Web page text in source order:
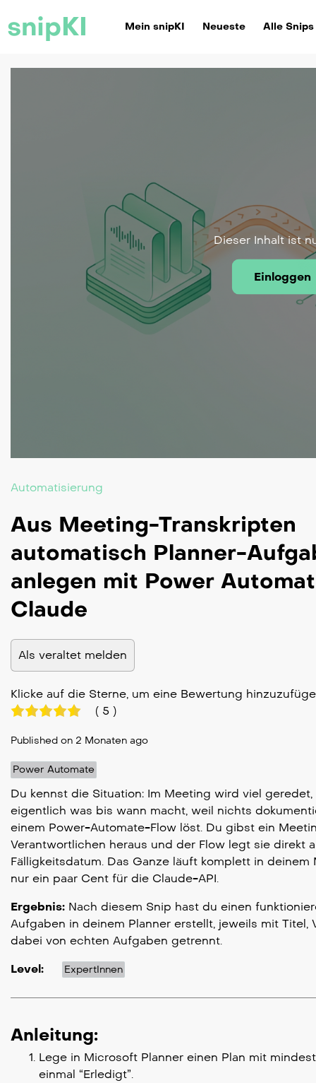
snipKI Mein snipKI Neueste Alle Snips
Dieser Inhalt ist
Einloggen
Automatisierung
Aus Meeting-Transkripten
automatisch Planner-
anlegen mit Power
Claude
Als veraltet melden
Klicke auf die Sterne, um eine Bewertung
( 5 )
Published on 2 Monaten ago
Power Automate
Du kennst die Situation: Im Meeting wird viel
eigentlich was bis wann macht, weil nichts
einem Power-Automate-Flow löst. Du gibst ein
Verantwortlichen heraus und der Flow legt sie direkt
Fälligkeitsdatum. Das Ganze läuft komplett in
nur ein paar Cent für die Claude-API.
Ergebnis: Nach diesem Snip hast du einen
Aufgaben in deinem Planner erstellt, jeweils mit
dabei von echten Aufgaben getrennt.
Level: ExpertInnen
Anleitung:
Lege in Microsoft Planner einen Plan mit
einmal “Erledigt”.